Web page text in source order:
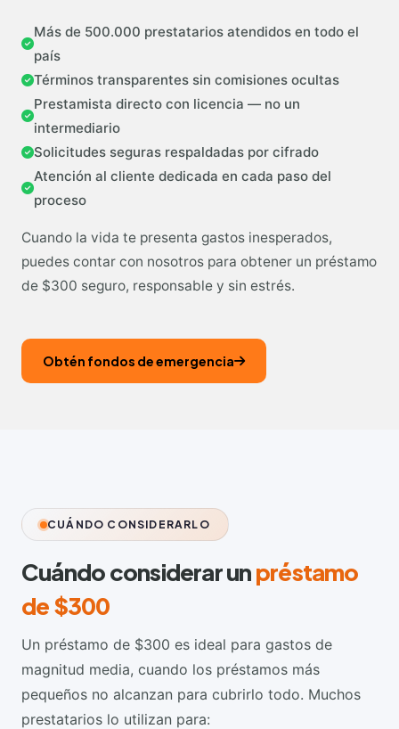
Más de 500.000 prestatarios atendidos en todo el
país
Términos transparentes sin comisiones ocultas
Prestamista directo con licencia — no un
intermediario
Solicitudes seguras respaldadas por cifrado
Atención al cliente dedicada en cada paso del
proceso
Cuando la vida te presenta gastos inesperados,
puedes contar con nosotros para obtener un préstamo
de $300 seguro, responsable y sin estrés.
Obtén fondos de emergencia
CUÁNDO CONSIDERARLO
Cuándo considerar unpréstamo
de $300
Un préstamo de $300 es ideal para gastos de
magnitud media, cuando los préstamos más
pequeños no alcanzan para cubrirlo todo. Muchos
prestatarios lo utilizan para: